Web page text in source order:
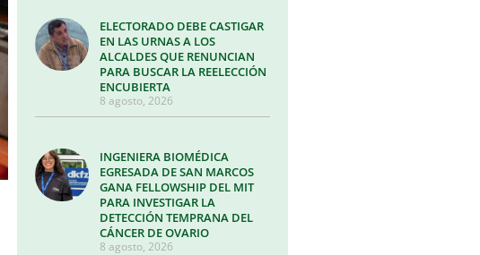
ELECTORADO DEBE CASTIGAR
EN LAS URNAS A LOS
ALCALDES QUE RENUNCIAN
PARA BUSCAR LA REELECCIÓN
ENCUBIERTA
8 agosto, 2026
INGENIERA BIOMÉDICA
EGRESADA DE SAN MARCOS
GANA FELLOWSHIP DEL MIT
PARA INVESTIGAR LA
DETECCIÓN TEMPRANA DEL
CÁNCER DE OVARIO
8 agosto, 2026